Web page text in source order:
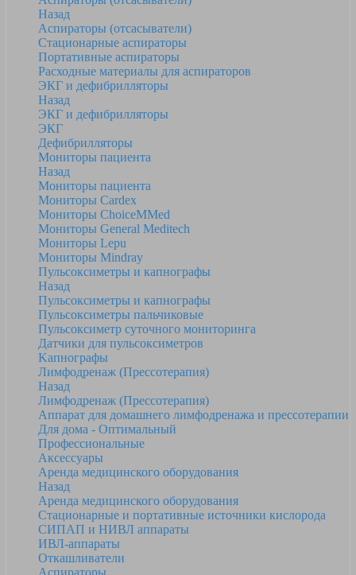
Назад
Аспираторы (отсасыватели)
Стационарные аспираторы
Портативные аспираторы
Расходные материалы для аспираторов
ЭКГ и дефибрилляторы
Назад
ЭКГ и дефибрилляторы
ЭКГ
Дефибрилляторы
Мониторы пациента
Назад
Мониторы пациента
Мониторы Cardex
Мониторы ChoiceMMed
Мониторы General Meditech
Мониторы Lepu
Мониторы Mindray
Пульсоксиметры и капнографы
Назад
Пульсоксиметры и капнографы
Пульсоксиметры пальчиковые
Пульсоксиметр суточного мониторинга
Датчики для пульсоксиметров
Kапнографы
Лимфодренаж (Прессотерапия)
Назад
Лимфодренаж (Прессотерапия)
Аппарат для домашнего лимфодренажа и прессотерапии
Для дома - Оптимальный
Профессиональные
Аксессуары
Аренда медицинского оборудования
Назад
Аренда медицинского оборудования
Стационарные и портативные источники кислорода
СИПАП и НИВЛ аппараты
ИВЛ-аппараты
Откашливатели
Аспираторы